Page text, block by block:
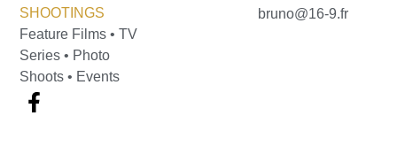
SHOOTINGS
Feature Films • TV
Series • Photo
Shoots • Events
bruno@16-9.fr